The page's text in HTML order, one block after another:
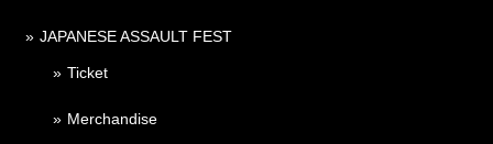
JAPANESE ASSAULT FEST
Ticket
Merchandise